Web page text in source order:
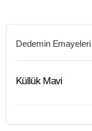
Dedemin Emayeleri
Küllük Mavi